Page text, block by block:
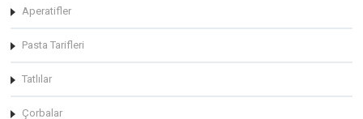
Aperatifler
Pasta Tarifleri
Tatlılar
Çorbalar